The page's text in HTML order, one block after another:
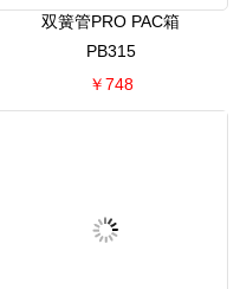
双簧管PRO PAC箱
PB315
￥748